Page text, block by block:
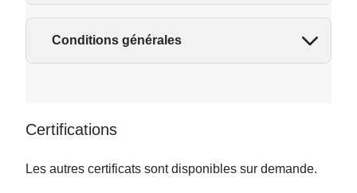
Conditions générales
Certifications
Les autres certificats sont disponibles sur demande.